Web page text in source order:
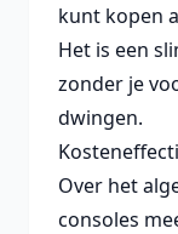
kunt kopen
Het is een
zonder je
dwingen.
Over het
consoles